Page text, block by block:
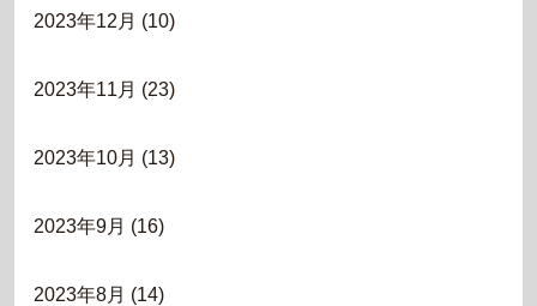
2023年12月 (10)
2023年11月 (23)
2023年10月 (13)
2023年9月 (16)
2023年8月 (14)